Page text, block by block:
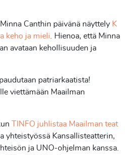
Canthin päivänä näyttely K
keho ja mieli
Hienoa, että Minna
avataan kehollisuuden ja
patriarkaatista!
viettämään Maailman
TINFO juhlistaa Maailman teat
yhteistyössä Kansallisteatterin,
ja UNO-ohjelman kanssa.